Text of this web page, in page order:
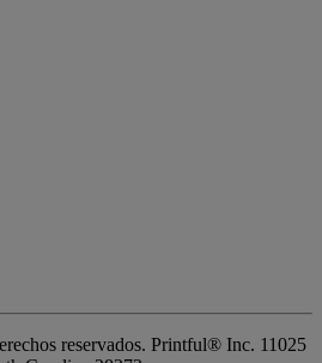
reservados. Printful® Inc. 11025